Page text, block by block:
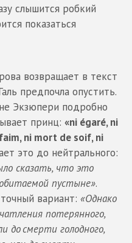
слышится робкий
показаться
возвращает в текст
предпочла опустить.
Экзюпери подробно
принц: «ni égaré, ni
ni mort de soif, ni
это до нейтрального:
сказать, что это
пустыне».
вариант: «Однако
потерянного,
до смерти голодного,